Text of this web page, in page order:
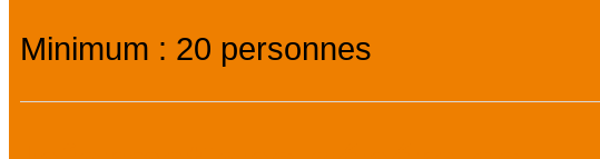
Minimum : 20 personnes